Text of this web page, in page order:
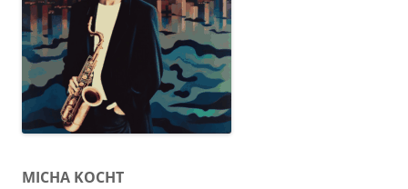
MICHA KOCHT